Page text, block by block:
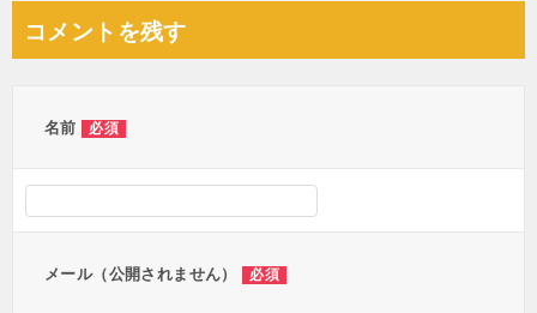
ビ
コメントを残す
名前 必須
メール（公開されません） 必須